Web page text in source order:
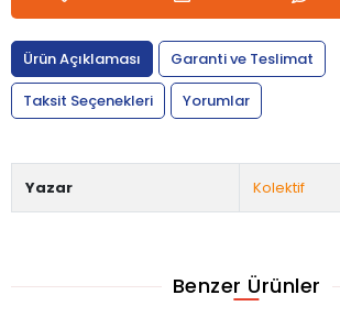
Ürün Açıklaması
Garanti ve Teslimat
Taksit Seçenekleri
Yorumlar
Yazar Kolektif
Benzer Ürünler